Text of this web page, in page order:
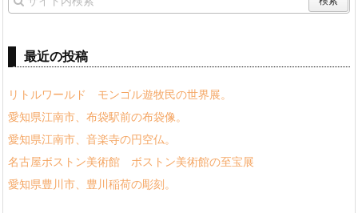
最近の投稿
リトルワールド モンゴル遊牧民の世界展。
愛知県江南市、布袋駅前の布袋像。
愛知県江南市、音楽寺の円空仏。
名古屋ボストン美術館 ボストン美術館の至宝展
愛知県豊川市、豊川稲荷の彫刻。